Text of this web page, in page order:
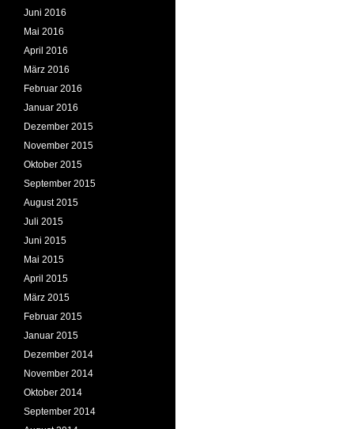
Juni 2016
Mai 2016
April 2016
März 2016
Februar 2016
Januar 2016
Dezember 2015
November 2015
Oktober 2015
September 2015
August 2015
Juli 2015
Juni 2015
Mai 2015
April 2015
März 2015
Februar 2015
Januar 2015
Dezember 2014
November 2014
Oktober 2014
September 2014